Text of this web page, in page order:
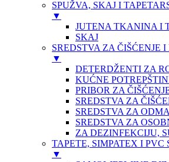
SPUŽVA, SKAJ I
▼
JUTENA TKANINA I
SKAJ
SREDSTVA ZA ČIŠĆENJE
▼
DETERDŽENTI ZA
KUĆNE
PRIBOR ZA
SREDSTVA ZA
SREDSTVA ZA
SREDSTVA ZA
ZA DEZINFEKCIJU,
TAPETE, SIMPATEX I PVC
▼